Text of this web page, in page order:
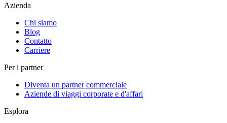
Azienda
Chi siamo
Blog
Contatto
Carriere
Per i partner
Diventa un partner commerciale
Aziende di viaggi corporate e d'affari
Esplora